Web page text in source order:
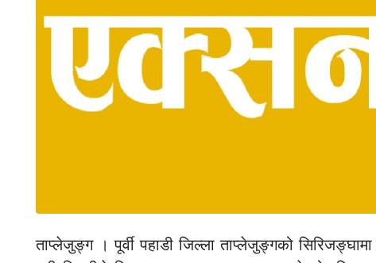
ताप्लेजुङ्ग । पूर्वी पहाडी जिल्ला ताप्लेजुङ्गको